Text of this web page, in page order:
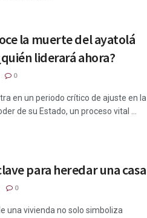
la muerte del ayatolá
liderará ahora?
0
en un periodo crítico de ajuste en la
de su Estado, un proceso vital ...
para heredar una casa
0
una vivienda no solo simboliza